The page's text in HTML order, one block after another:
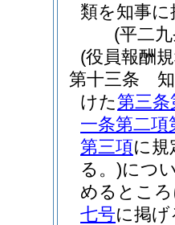
類を知事
(平二
(役員報酬
第十三条
けた第三条
一条第二項
第三項に規
る。)につ
めるとこ
七号に掲